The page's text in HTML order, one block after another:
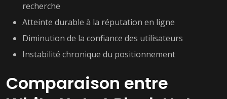
recherche
Atteinte durable à la réputation en ligne
Diminution de la confiance des utilisateurs
Instabilité chronique du positionnement
Comparaison entre